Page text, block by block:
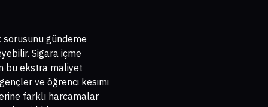
sorusunu gündeme
Sigara içme
bu ekstra maliyet
ve öğrenci kesimi
farklı harcamalar